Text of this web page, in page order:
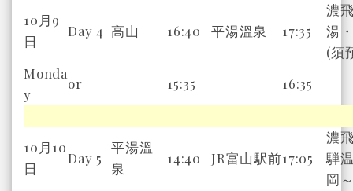
10月9
日
Day 4 高山 16:40 平湯溫泉 17:35
濃
湯
(須
Monda
y
or 15:35 16:35
10月10
日
Day 5
平湯溫
泉
14:40 JR富山駅前17:05
濃
騨
岡